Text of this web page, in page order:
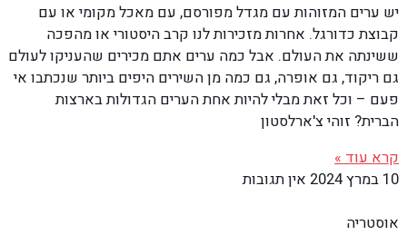
יש ערים המזוהות עם מגדל מפורסם, עם מאכל מקומי או עם
קבוצת כדורגל. אחרות מזכירות לנו קרב היסטורי או מהפכה
ששינתה את העולם. אבל כמה ערים אתם מכירים שהעניקו לעולם
גם ריקוד, גם אופרה, גם כמה מן השירים היפים ביותר שנכתבו אי
פעם – וכל זאת מבלי להיות אחת הערים הגדולות בארצות
הברית? זוהי צ'ארלסטון
קרא עוד »
10 במרץ 2024
אין תגובות
אוסטריה